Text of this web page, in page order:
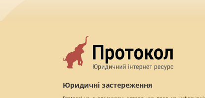
Юридичні застереження